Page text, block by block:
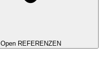
Open REFERENZEN